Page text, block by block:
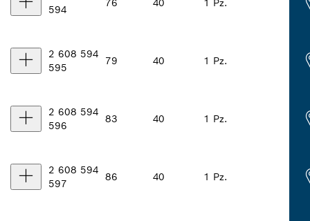
594
76 40 1 Pz.
2 608 594
595
79 40 1 Pz.
2 608 594
596
83 40 1 Pz.
2 608 594
597
86 40 1 Pz.